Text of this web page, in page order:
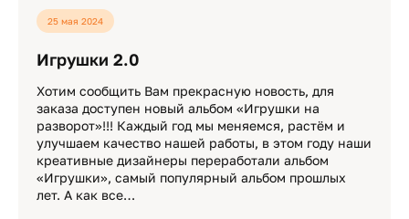
25 мая 2024
Игрушки 2.0
Хотим сообщить Вам прекрасную новость, для
заказа доступен новый альбом «Игрушки на
разворот»!!! Каждый год мы меняемся, растём и
улучшаем качество нашей работы, в этом году наши
креативные дизайнеры переработали альбом
«Игрушки», самый популярный альбом прошлых
лет. А как все…